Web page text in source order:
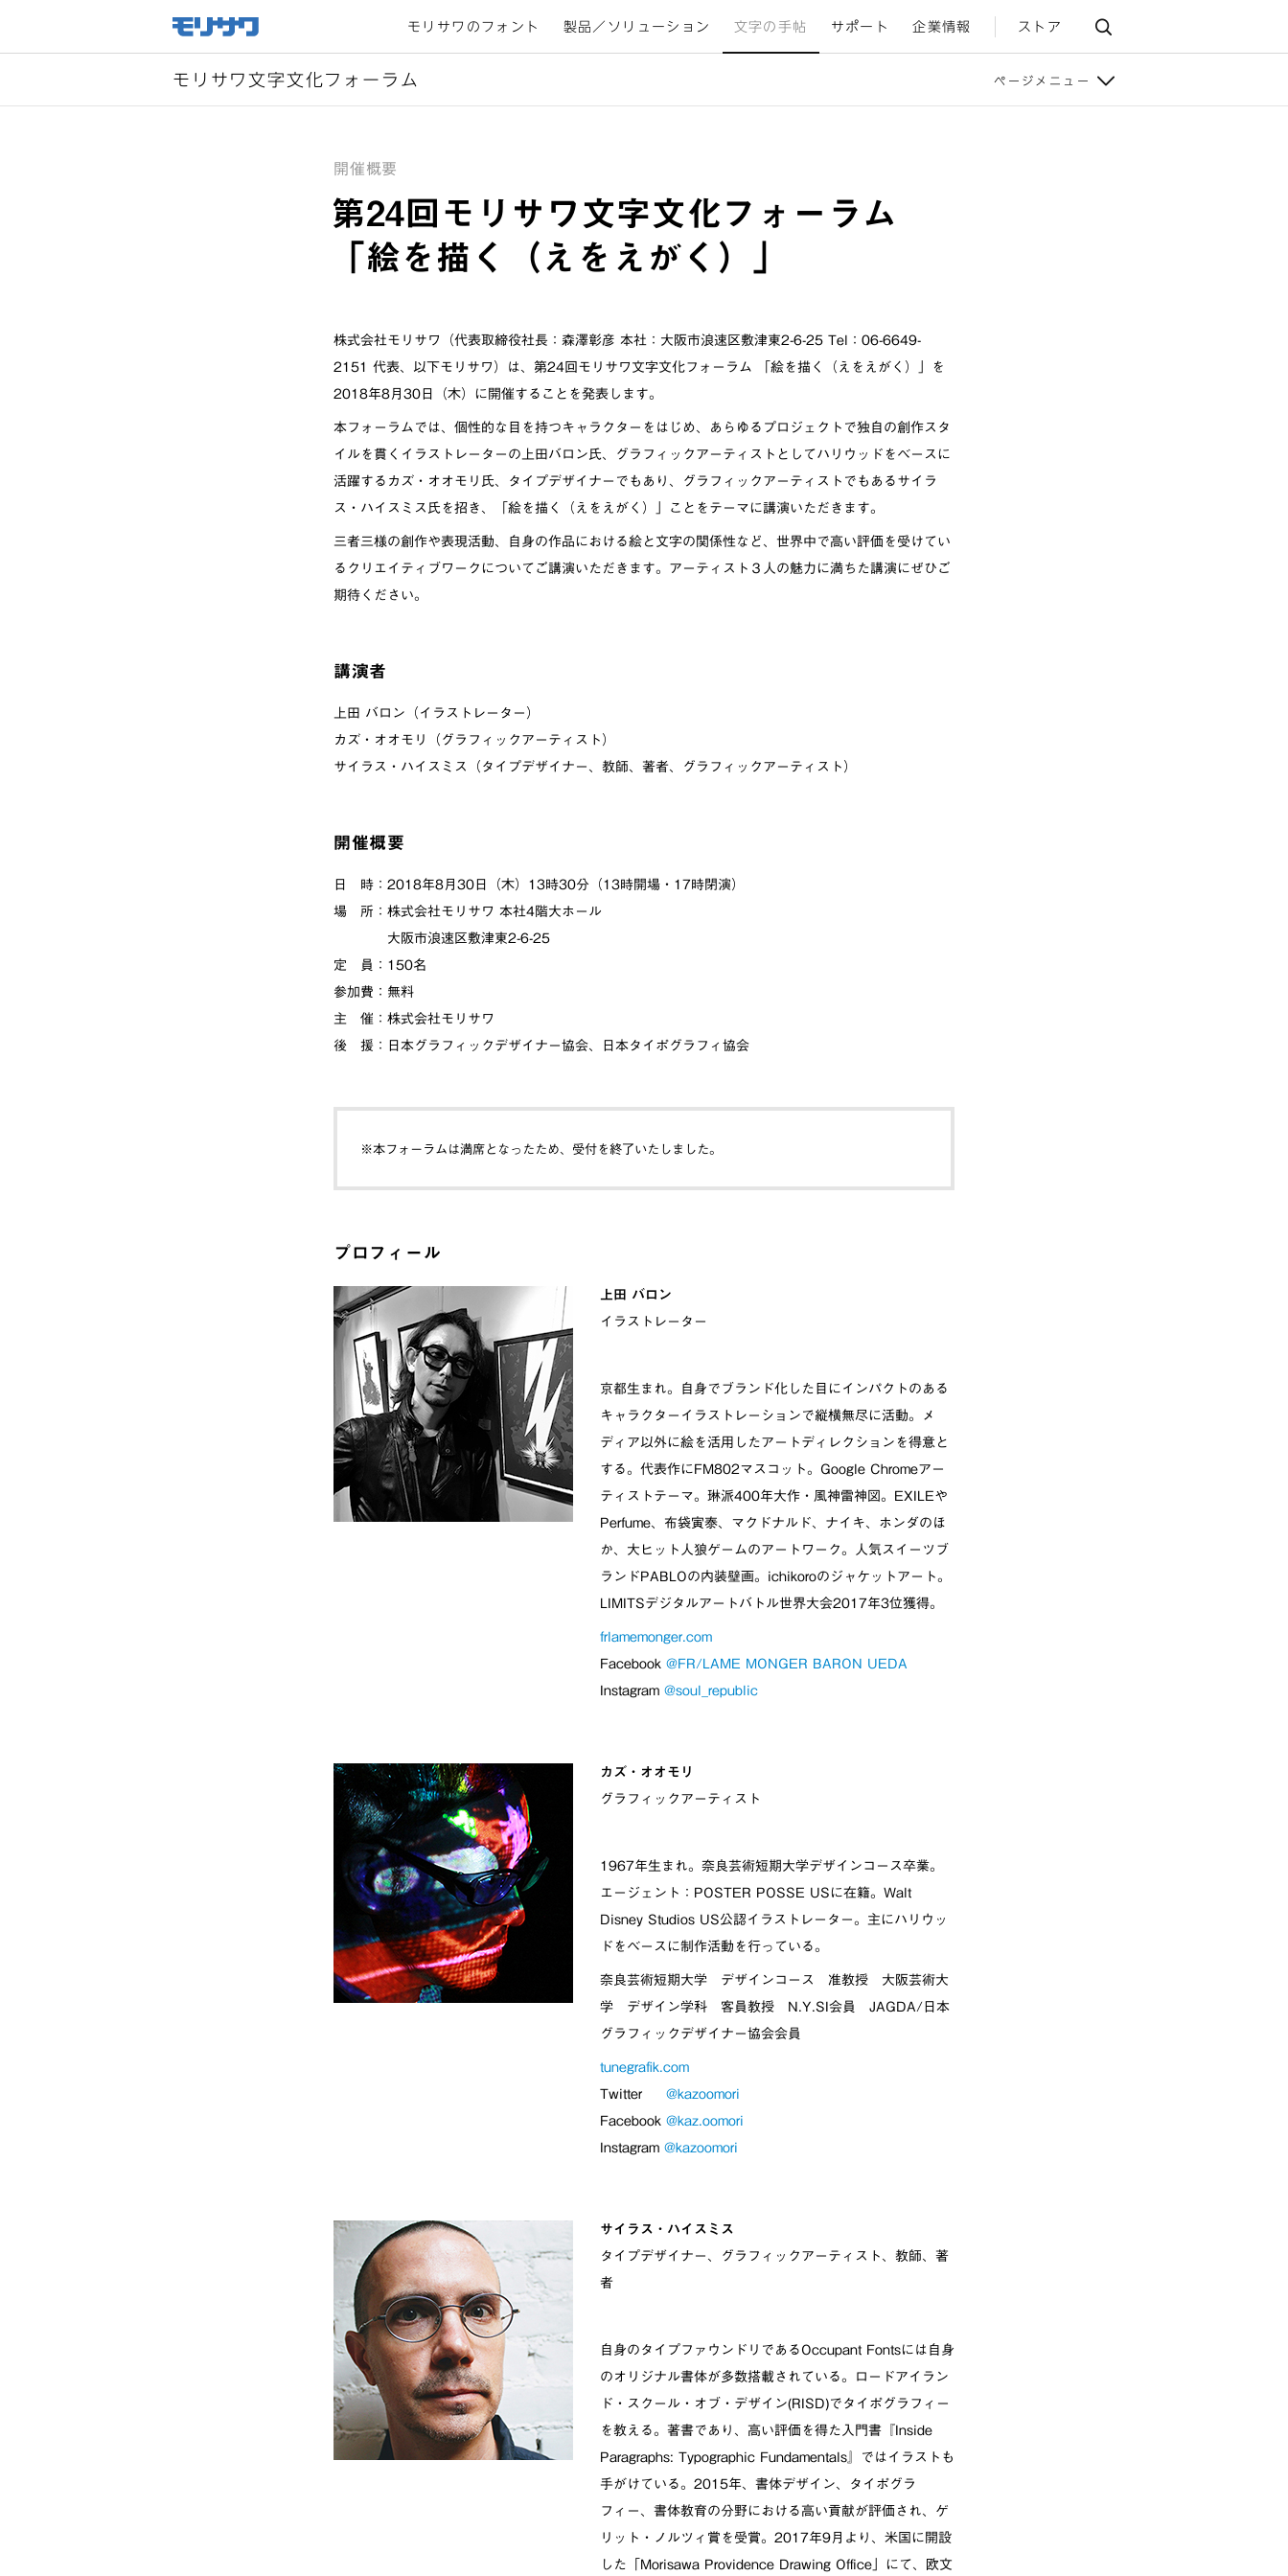
モリサワのフォント 製品／ソリューション 文字の手帖 サポート 企業情報 ストア
モリサワ文字文化フォーラム ページメニュー
開催概要
第24回モリサワ文字文化フォーラム
「絵を描く（えをえがく）」
株式会社モリサワ（代表取締役社長：森澤彰彦 本社：大阪市浪速区敷津東2-6-25 Tel：06-6649-
2151 代表、以下モリサワ）は、第24回モリサワ文字文化フォーラム 「絵を描く（えをえがく）」を
2018年8月30日（木）に開催することを発表します。
本フォーラムでは、個性的な目を持つキャラクターをはじめ、あらゆるプロジェクトで独自の創作スタ
イルを貫くイラストレーターの上田バロン氏、グラフィックアーティストとしてハリウッドをベースに
活躍するカズ・オオモリ氏、タイプデザイナーでもあり、グラフィックアーティストでもあるサイラ
ス・ハイスミス氏を招き、「絵を描く（えをえがく）」ことをテーマに講演いただきます。
三者三様の創作や表現活動、自身の作品における絵と文字の関係性など、世界中で高い評価を受けてい
るクリエイティブワークについてご講演いただきます。アーティスト３人の魅力に満ちた講演にぜひご
期待ください。
講演者
上田 バロン（イラストレーター）
カズ・オオモリ（グラフィックアーティスト）
サイラス・ハイスミス（タイプデザイナー、教師、著者、グラフィックアーティスト）
開催概要
日 時：2018年8月30日（木）13時30分（13時開場・17時閉演）
場 所：株式会社モリサワ 本社4階大ホール
大阪市浪速区敷津東2-6-25
定 員：150名
参加費：無料
主 催：株式会社モリサワ
後 援：日本グラフィックデザイナー協会、日本タイポグラフィ協会
※本フォーラムは満席となったため、受付を終了いたしました。
プロフィール
上田 バロン
イラストレータ ー
京都生まれ。自身でブランド化した目にインパクトのある
キャラクターイラストレーションで縦横無尽に活動。メ
ディア以外に絵を活用したアートディレクションを得意と
する。代表作にFM802マスコット。Google Chromeアー
ティストテーマ。琳派400年大作・風神雷神図。EXILEや
Perfume、布袋寅泰、マクドナルド、ナイキ、ホンダのほ
か、大ヒット人狼ゲームのアートワーク。人気スイーツブ
ランドPABLOの内装壁画。ichikoroのジャケットアート。
LIMITSデジタルアートバトル世界大会2017年3位獲得。
frlamemonger.com
Facebook @FR/LAME MONGER BARON UEDA
Instagram @soul_republic
カズ・オオモリ
グラフィックアーティスト
1967年生まれ。奈良芸術短期大学デザインコース卒業。
エージェント：POSTER POSSE USに在籍。Walt
Disney Studios US公認イラストレーター。主にハリウッ
ドをベースに制作活動を行っている。
奈良芸術短期大学 デザインコース 准教授 大阪芸術大
学 デザイン学科 客員教授 N.Y.SI会員 JAGDA/日本
グラフィックデザイナー協会会員
tunegrafik.com
Twitter
@kazoomori
Facebook @kaz.oomori
Instagram @kazoomori
サイラス・ハイスミス
タイプデザイナー、グラフィックアーティスト、教師、著
者
自身のタイプファウンドリであるOccupant Fontsには自身
のオリジナル書体が多数搭載されている。ロードアイラン
ド・スクール・オブ・デザイン(RISD)でタイポグラフィー
を教える。著書であり、高い評価を得た入門書『Inside
Paragraphs: Typographic Fundamentals』ではイラストも
手がけている。2015年、書体デザイン、タイポグラ
フィー、書体教育の分野における高い貢献が評価され、ゲ
リット・ノルツィ賞を受賞。2017年9月より、米国に開設
した「Morisawa Providence Drawing Office」にて、欧文